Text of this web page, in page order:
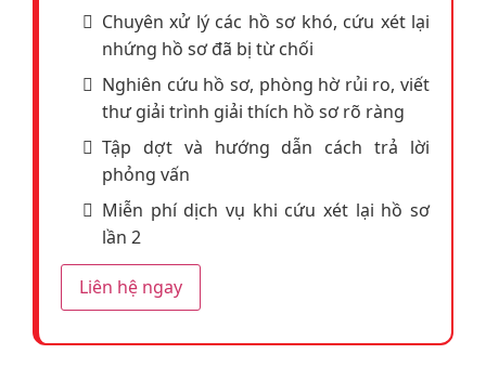
Giấy đăng ký kinh doanh
Tờ khai thuế thu nhập
Sao kê tài khoản của công ty 3 tháng gần nhất. nếu là
chủ doanh nghiệp hoặc tự kinh doanh
Quyết định nghỉ hưu
Sổ lương hưu
Báo cáo lương hưu Nếu đã nghỉ hưu
Giấy xác nhận sinh viên Nếu là sinh viên
HỒ SƠ TÀI CHÍNH
Sao kê tài khoản ngân hàng (của cá nhân hoặc của
Chuyên xử lý các hồ sơ khó, cứu xét lại
nhứng hồ sơ đã bị từ chối
Nghiên cứu hồ sơ, phòng hờ rủi ro, viết
thư giải trình giải thích hồ sơ rõ ràng
Tập dợt và hướng dẫn cách trả lời
phỏng vấn
Miễn phí dịch vụ khi cứu xét lại hồ sơ
lần 2
Liên hệ ngay